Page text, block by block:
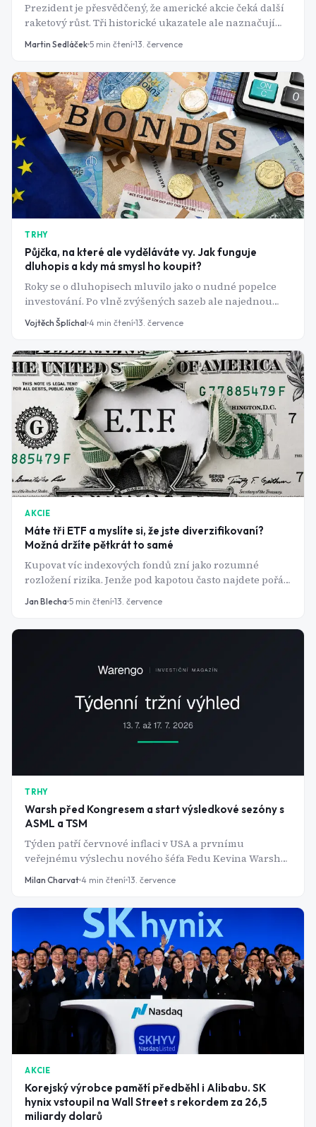
Prezident je přesvědčený, že americké akcie čeká další
raketový růst. Tři historické ukazatele ale naznačují
přesný opak - a všechny tři teď svítí červeně současně.
Martin Sedláček 5 min čtení 13. července
TRHY
Půjčka, na které ale vyděláváte vy. Jak funguje
dluhopis a kdy má smysl ho koupit?
Roky se o dluhopisech mluvilo jako o nudné popelce
investování. Po vlně zvýšených sazeb ale najednou
nabízí zajímavý výnos i bez rizika akciových trhů.
Vojtěch Šplíchal 4 min čtení 13. července
AKCIE
Máte tři ETF a myslíte si, že jste diverzifikovaní?
Možná držíte pětkrát to samé
Kupovat víc indexových fondů zní jako rozumné
rozložení rizika. Jenže pod kapotou často najdete pořád
dokola stejnou hrstku amerických technologických
Jan Blecha 5 min čtení 13. července
TRHY
Warsh před Kongresem a start výsledkové sezóny s
ASML a TSM
Týden patří červnové inflaci v USA a prvnímu
veřejnému výslechu nového šéfa Fedu Kevina Warshe.
Souběžně startuje výsledková sezóna za druhé
Milan Charvat 4 min čtení 13. července
AKCIE
Korejský výrobce pamětí předběhl i Alibabu. SK
hynix vstoupil na Wall Street s rekordem za 26,5
miliardy dolarů